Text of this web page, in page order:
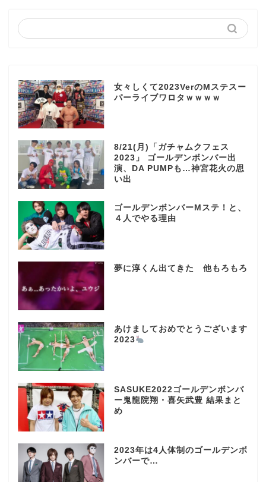
女々しくて2023VerのMステスー
パーライブワロタｗｗｗｗ
8/21(月)「ガチャムクフェス
2023」 ゴールデンボンバー出
演、DA PUMPも…神宮花火の思
い出
ゴールデンボンバーMステ！と、
４人でやる理由
夢に淳くん出てきた 他もろもろ
あけましておめでとうございます
2023
SASUKE2022ゴールデンボンバ
ー鬼龍院翔・喜矢武豊 結果まと
め
2023年は4人体制のゴールデンボ
ンバーで…